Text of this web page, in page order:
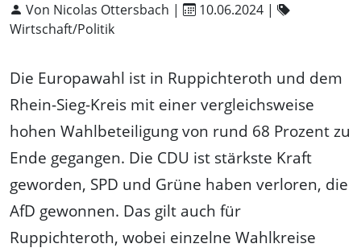
Von Nicolas Ottersbach | 10.06.2024 |
Wirtschaft/Politik
Die Europawahl ist in Ruppichteroth und dem
Rhein-Sieg-Kreis mit einer vergleichsweise
hohen Wahlbeteiligung von rund 68 Prozent zu
Ende gegangen. Die CDU ist stärkste Kraft
geworden, SPD und Grüne haben verloren, die
AfD gewonnen. Das gilt auch für
Ruppichteroth, wobei einzelne Wahlkreise